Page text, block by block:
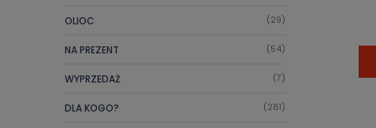
OLIOC (29)
NA PREZENT (54)
WYPRZEDAŻ (7)
DLA KOGO? (281)